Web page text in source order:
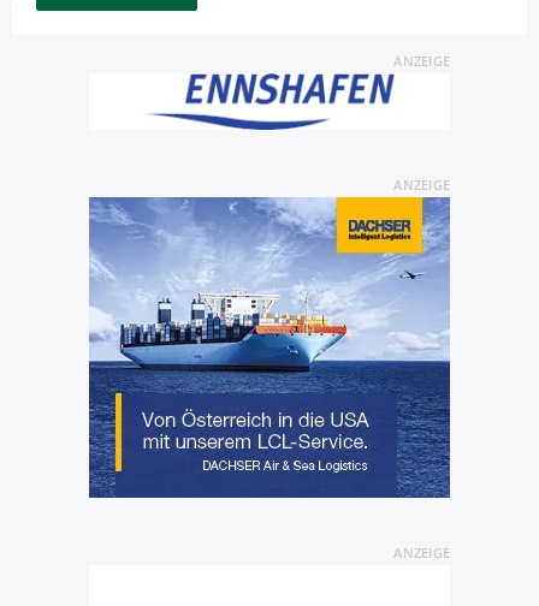
ANZEIGE
ANZEIGE
ANZEIGE